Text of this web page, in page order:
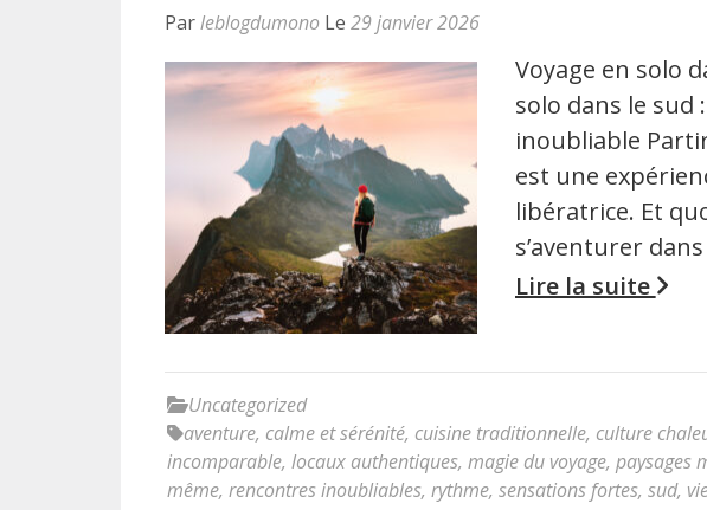
Parleblogdumono Le 29 janvier 2026
Voyage en solo
solo dans le sud
inoubliable
est une
libératrice. Et
s’aventurer
Lire la suite
Uncategorized
aventure, calme et sérénité, cuisine traditionnelle, culture
incomparable, locaux authentiques, magie du voyage, paysages
même, rencontres inoubliables, rythme, sensations fortes, sud,